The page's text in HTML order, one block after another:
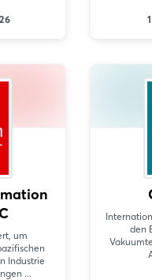
um
Industrie
...
den